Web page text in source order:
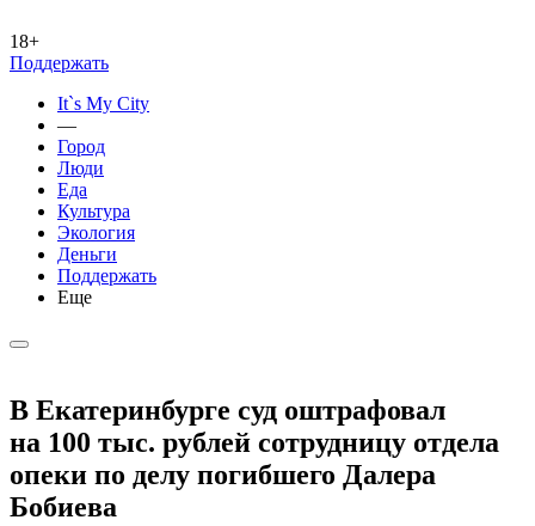
18+
Поддержать
It`s My City
—
Город
Люди
Еда
Культура
Экология
Деньги
Поддержать
Еще
В Екатеринбурге суд оштрафовал
на 100 тыс. рублей сотрудницу отдела
опеки по делу погибшего Далера
Бобиева